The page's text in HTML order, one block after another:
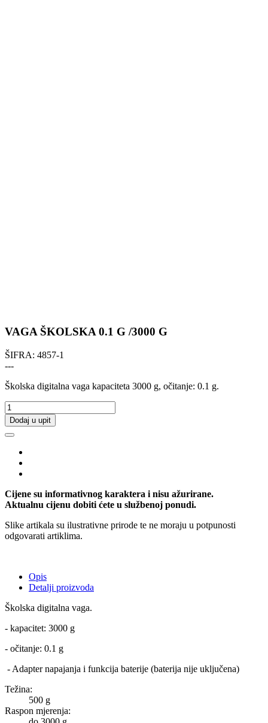
VAGA ŠKOLSKA 0.1 G /3000 G
ŠIFRA: 4857-1
---
Školska digitalna vaga kapaciteta 3000 g, očitanje: 0.1 g.
Dodaj u upit
Cijene su informativnog karaktera i nisu ažurirane.
Aktualnu cijenu dobiti ćete u službenoj ponudi.
Slike artikala su ilustrativne prirode te ne moraju u potpunosti
odgovarati artiklima.
Opis
Detalji proizvoda
Školska digitalna vaga.
- kapacitet: 3000 g
- očitanje: 0.1 g
- Adapter napajanja i funkcija baterije (baterija nije uključena)
Težina:
500 g
Raspon mjerenja: